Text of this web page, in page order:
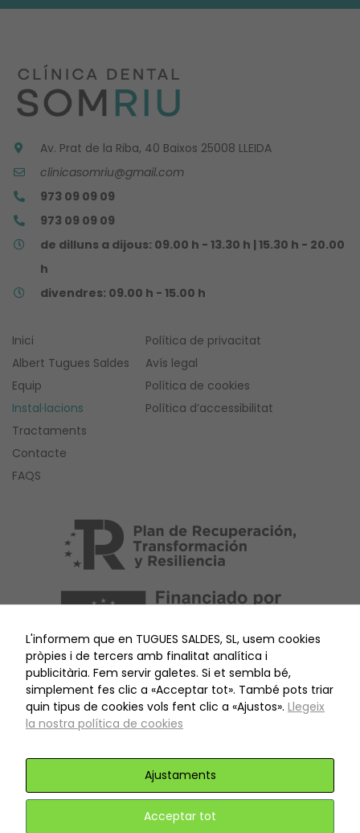
Av. Prat de la Riba, 40 Baixos 25008 LLEIDA
clinicasomriu@gmail.com
973 09 09 09
973 09 09 09
de dilluns a dijous: 09.00 h - 13.30 h | 15.30 h - 20.00
h
divendres: 09.00 h - 15.00 h
Inici
Albert Tugues Saldes
Equip
Instal·lacions
Tractaments
Contacte
FAQS
Política de privacitat
Avís legal
Política de cookies
Política d’accessibilitat
© 2026 Tugues Saldes, SL | Design byDgallery
L'informem que en TUGUES SALDES, SL, usem cookies
pròpies i de tercers amb finalitat analítica i
publicitària. Fem servir galetes. Si et sembla bé,
simplement fes clic a «Acceptar tot». També pots triar
quin tipus de cookies vols fent clic a «Ajustos». Llegeix
la nostra política de cookies
Ajustaments
Acceptar tot
millorar la
funcioni el millor
rebutja
aquestes
Màrqueting
A l'compartir
interessos i
el nostre lloc,
augmentes la
possibilitat de
veure
contingut i